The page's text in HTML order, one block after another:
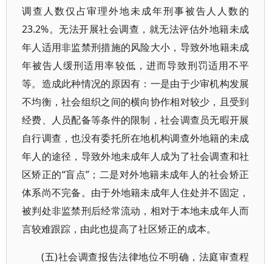
调查人数仅占审理外地未成年刑事被告人人数的
23.2%。无法开展社会调查，就无法评估外地籍未成
年人适用非监禁刑措施的风险大小，导致外地籍未成
年被告人缓刑适用率较低，进而导致刑罚适用不平
等。造成此种情况的原因有：一是由于少审机构发展
不均衡，社会组织之间的横向协作相对较少，且受到
经费、人员配备等条件的限制，社会调查员无暇开展
自行调查，也没有委托所在地机构调查外地籍的未成
年人的途径，导致外地未成年人成为了社会调查和社
区矫正的“盲点”；二是对外地籍未成年人的社会矫正
体系尚不完备。由于外地籍未成年人住处并不固定，
被判处非监禁刑后经常流动，相对于本地未成年人而
言较难跟踪，由此也提高了社区矫正的成本。
(五)社会调查报告法律地位不明确，法庭审查程